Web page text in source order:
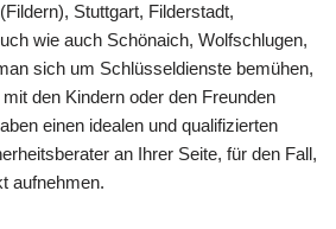
Stuttgart, Filderstadt,
wie auch Schönaich, Wolfschlugen,
sich um Schlüsseldienste bemühen,
den Kindern oder den Freunden
einen idealen und qualifizierten
an Ihrer Seite, für den Fall,
aufnehmen.